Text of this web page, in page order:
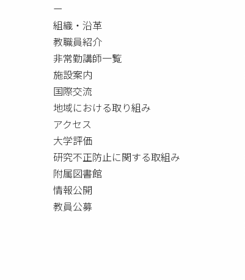
ー
組織・沿革
教職員紹介
非常勤講師一覧
施設案内
国際交流
地域における取り組み
アクセス
大学評価
研究不正防止に関する取組み
附属図書館
情報公開
教員公募